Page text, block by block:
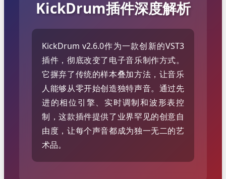
KickDrum插件深度解析
KickDrum v2.6.0作为一款创新的VST3
插件，彻底改变了电子音乐制作方式。
它摒弃了传统的样本叠加方法，让音乐
人能够从零开始创造独特声音。通过先
进的相位引擎、实时调制和波形表控
制，这款插件提供了业界罕见的创意自
由度，让每个声音都成为独一无二的艺
术品。